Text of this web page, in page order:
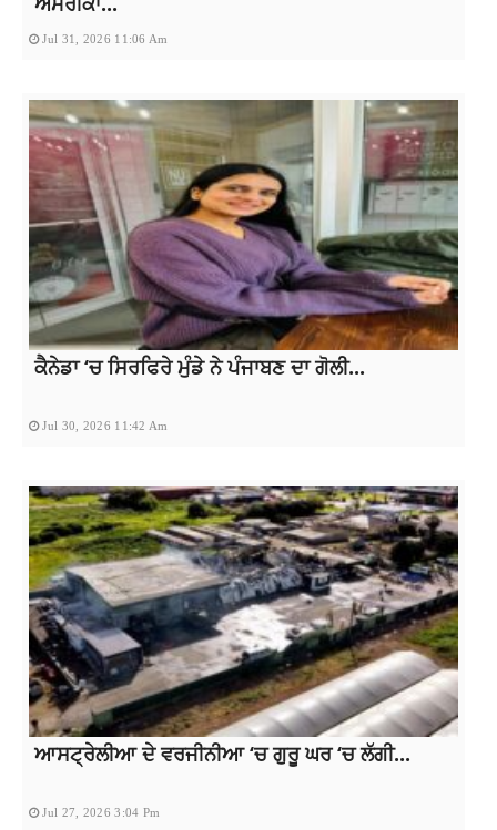
Jul 31, 2026 11:06 Am
ਕੈਨੇਡਾ ‘ਚ ਸਿਰਫਿਰੇ ਮੁੰਡੇ ਨੇ ਪੰਜਾਬਣ ਦਾ ਗੋਲੀ...
Jul 30, 2026 11:42 Am
ਆਸਟ੍ਰੇਲੀਆ ਦੇ ਵਰਜੀਨੀਆ ‘ਚ ਗੁਰੂ ਘਰ ‘ਚ ਲੱਗੀ...
Jul 27, 2026 3:04 Pm